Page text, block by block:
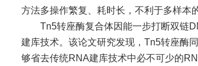
方法多操作繁复、耗时长，不利于多样本
Tn5转座酶复合体因能一步打断双链
建库技术。该论文研究发现，Tn5转座酶
够省去传统RNA建库技术中必不可少的